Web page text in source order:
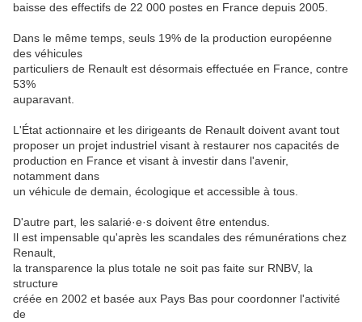
baisse des effectifs de 22 000 postes en France depuis 2005.
Dans le même temps, seuls 19% de la production européenne
des véhicules
particuliers de Renault est désormais effectuée en France, contre
53%
auparavant.
L'État actionnaire et les dirigeants de Renault doivent avant tout
proposer un projet industriel visant à restaurer nos capacités de
production en France et visant à investir dans l'avenir,
notamment dans
un véhicule de demain, écologique et accessible à tous.
D'autre part, les salarié·e·s doivent être entendus.
Il est impensable qu'après les scandales des rémunérations chez
Renault,
la transparence la plus totale ne soit pas faite sur RNBV, la
structure
créée en 2002 et basée aux Pays Bas pour coordonner l'activité
de